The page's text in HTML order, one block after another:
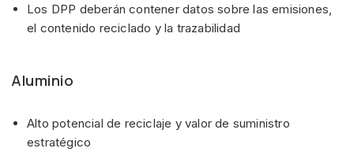
Los DPP deberán contener datos sobre las emisiones,
el contenido reciclado y la trazabilidad
Aluminio
Alto potencial de reciclaje y valor de suministro
estratégico